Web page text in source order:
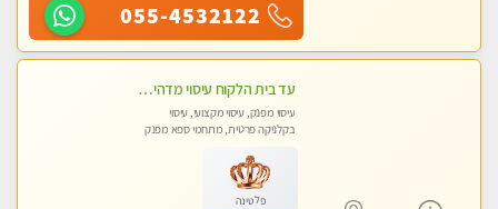
055-4532122
עד בית הלקוח עיסוי מדהים מפנק מקצועי ומרגיע !!
עיסוי מפנק, עיסוי מקצועי, עיסוי
בקלניקה פרטית, מתחמי ספא מפנק
פלטינה